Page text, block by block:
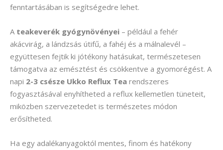
fenntartásában is segítségedre lehet.
A teakeverék gyógynövényei – például a fehér
akácvirág, a lándzsás útifű, a fahéj és a málnalevél –
együttesen fejtik ki jótékony hatásukat, természetesen
támogatva az emésztést és csökkentve a gyomorégést. A
napi 2-3 csésze Ukko Reflux Tea rendszeres
fogyasztásával enyhítheted a reflux kellemetlen tüneteit,
miközben szervezetedet is természetes módon
erősítheted.
Ha egy adalékanyagoktól mentes, finom és hatékony